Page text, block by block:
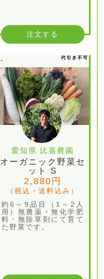
注文する
代引き不可
愛知県 比嘉農園
オーガニック野菜セ
ット S
2,880円
（税込・送料込み）
約6～9品目（1～2人
用）無農薬・無化学肥
料・無除草剤にて育て
た野菜です。